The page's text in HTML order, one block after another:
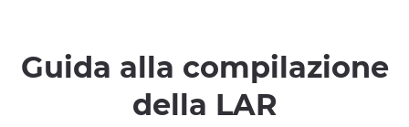
Guida alla compilazione
della LAR